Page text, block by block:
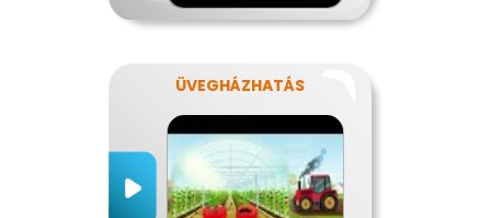
ÜVEGHÁZHATÁS